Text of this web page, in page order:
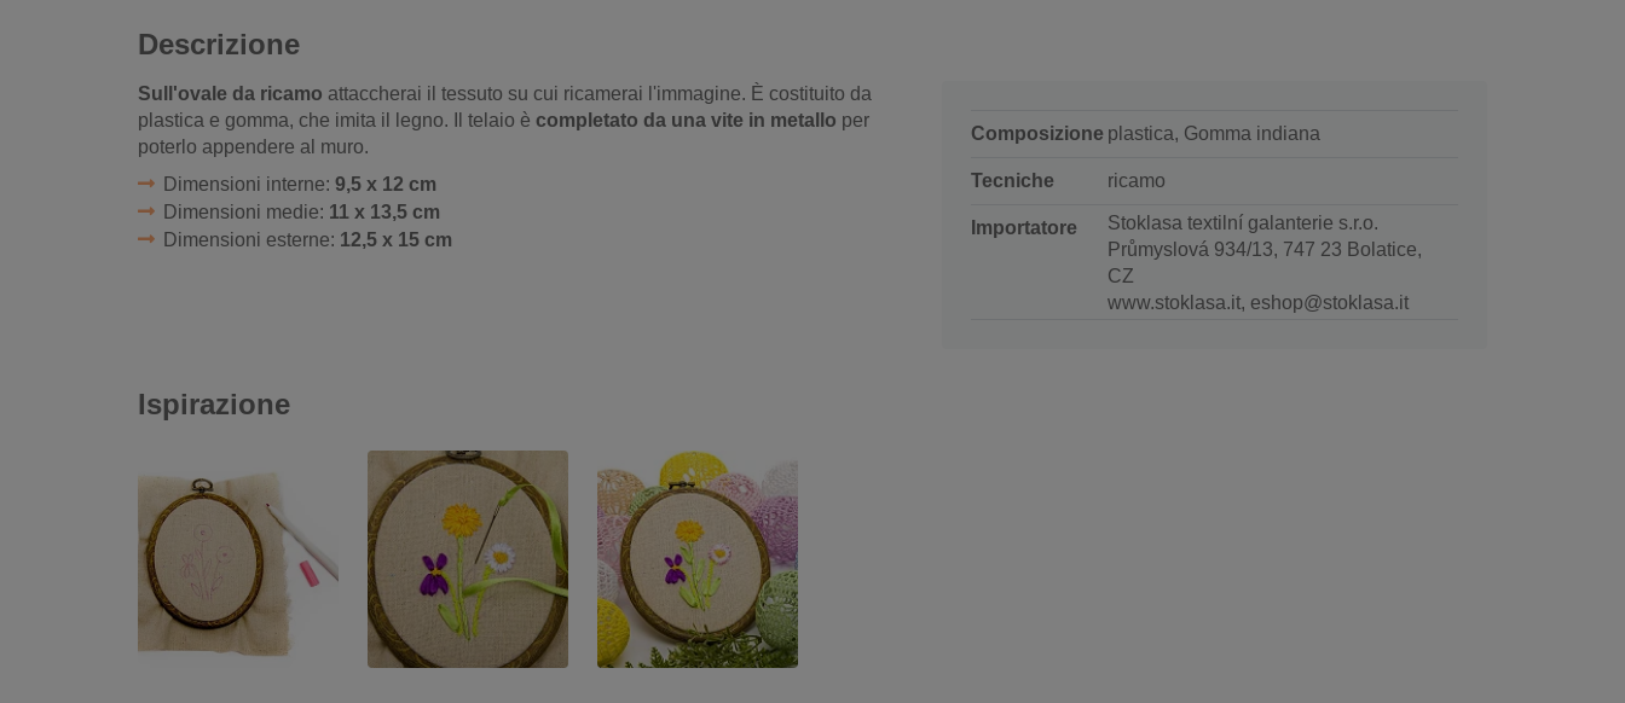
Descrizione
Sull'ovale da ricamo attaccherai il tessuto su cui ricamerai l'immagine. È costituito da
plastica e gomma, che imita il legno. Il telaio è completato da una vite in metallo per
poterlo appendere al muro.
Dimensioni interne: 9,5 x 12 cm
Dimensioni medie: 11 x 13,5 cm
Dimensioni esterne: 12,5 x 15 cm
Composizione plastica, Gomma indiana
Tecniche ricamo
Importatore
Stoklasa textilní galanterie s.r.o.
Průmyslová 934/13, 747 23 Bolatice,
CZ
www.stoklasa.it, eshop@stoklasa.it
Ispirazione